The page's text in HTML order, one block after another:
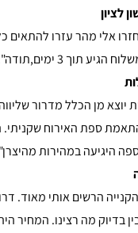
לציון
אלי מהר עזרו להתאים
תוך 3 ימים,תודה".
יוצא מן הכלל מדרור
ספת האירוח שקניתי.
היגיעה במהירות
הרשים אותי מאוד.
בדיוק מה רצינו. המחיר היה